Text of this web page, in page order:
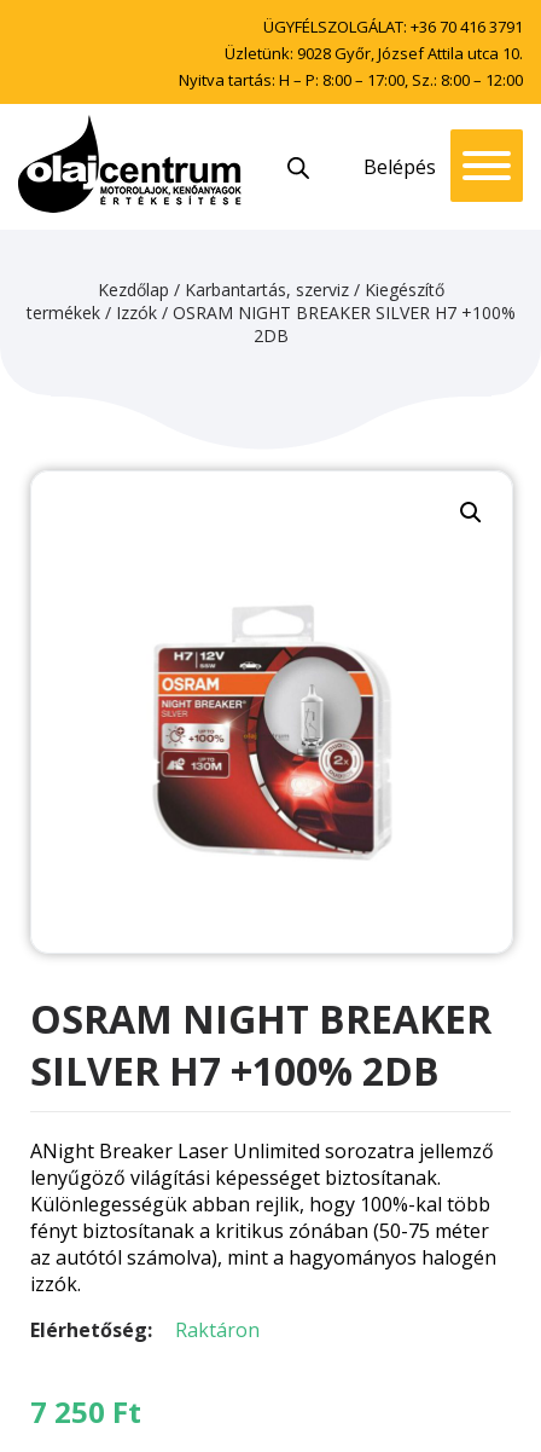
ÜGYFÉLSZOLGÁLAT: +36 70 416 3791
Üzletünk: 9028 Győr, József Attila utca 10.
Nyitva tartás: H – P: 8:00 – 17:00, Sz.: 8:00 – 12:00
Belépés
Kezdőlap / Karbantartás, szerviz/ Kiegészítő
termékek/ Izzók/ OSRAM NIGHT BREAKER SILVER H7 +100%
2DB
OSRAM NIGHT BREAKER
SILVER H7 +100% 2DB
ANight Breaker Laser Unlimited sorozatra jellemző
lenyűgöző világítási képességet biztosítanak.
Különlegességük abban rejlik, hogy 100%-kal több
fényt biztosítanak a kritikus zónában (50-75 méter
az autótól számolva), mint a hagyományos halogén
izzók.
Elérhetőség:
Raktáron
7 250 Ft